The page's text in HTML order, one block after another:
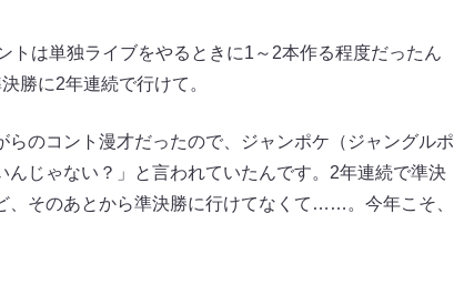
は単独ライブをやるときに1～2本作る程度だったん
勝に2年連続で行けて。
のコント漫才だったので、ジャンポケ（ジャングルポ
じゃない？」と言われていたんです。2年連続で準決
、そのあとから準決勝に行けてなくて……。今年こそ、